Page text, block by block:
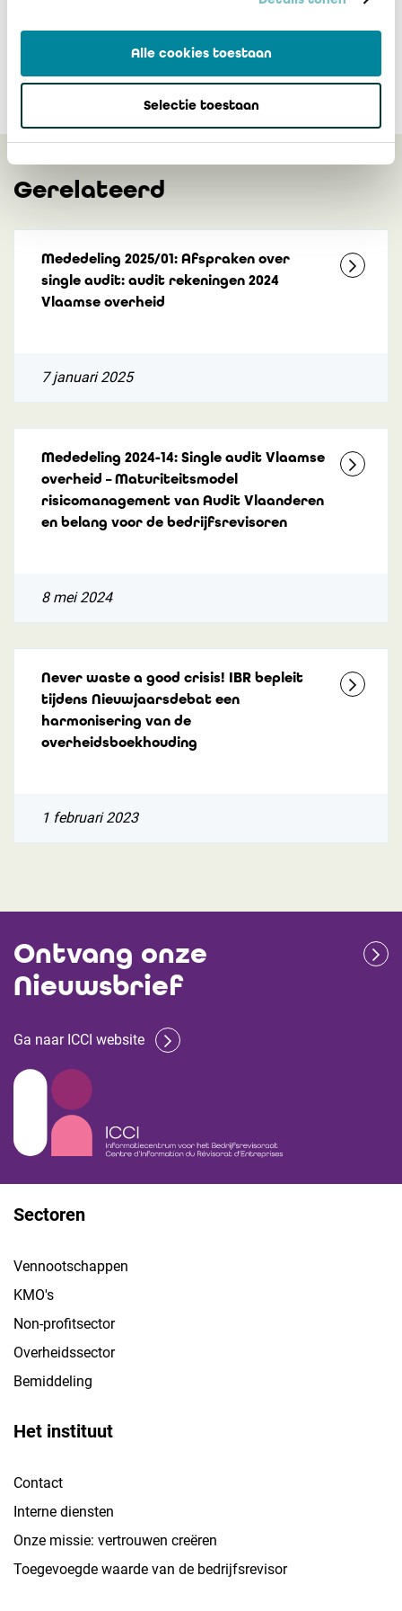
Alle cookies toestaan
Selectie toestaan
Gerelateerd
Mededeling 2025/01: Afspraken over
single audit: audit rekeningen 2024
Vlaamse overheid
7 januari 2025
Mededeling 2024-14: Single audit Vlaamse
overheid – Maturiteitsmodel
risicomanagement van Audit Vlaanderen
en belang voor de bedrijfsrevisoren
8 mei 2024
Never waste a good crisis! IBR bepleit
tijdens Nieuwjaarsdebat een
harmonisering van de
overheidsboekhouding
1 februari 2023
Ontvang onze
Nieuwsbrief
Ga naar ICCI website
Sectoren
Vennootschappen
KMO's
Non-profitsector
Overheidssector
Bemiddeling
Het instituut
Contact
Interne diensten
Onze missie: vertrouwen creëren
Toegevoegde waarde van de bedrijfsrevisor